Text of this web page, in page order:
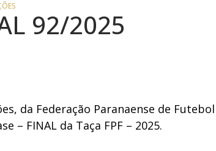
92/2025
da Federação Paranaense de
– FINAL da Taça FPF – 2025.